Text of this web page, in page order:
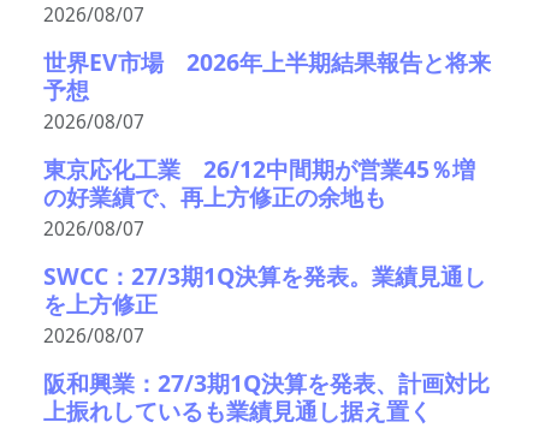
2026/08/07
世界EV市場 2026年上半期結果報告と将来
予想
2026/08/07
東京応化工業 26/12中間期が営業45％増
の好業績で、再上方修正の余地も
2026/08/07
SWCC：27/3期1Q決算を発表。業績見通し
を上方修正
2026/08/07
阪和興業：27/3期1Q決算を発表、計画対比
上振れしているも業績見通し据え置く